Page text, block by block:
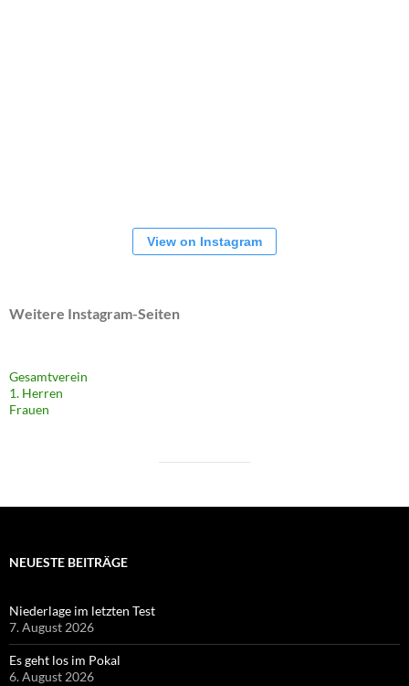
View on Instagram
Weitere Instagram-Seiten
Gesamtverein
1. Herren
Frauen
NEUESTE BEITRÄGE
Niederlage im letzten Test
7. August 2026
Es geht los im Pokal
6. August 2026